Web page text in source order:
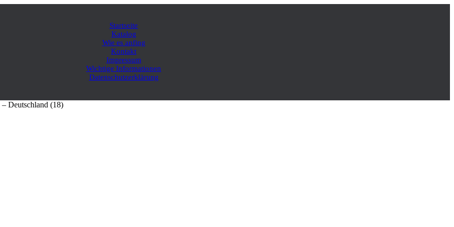
Startseite
Katalog
Wie es anfing
Kontakt
Impressum
Wichtige Informationen
Datenschutzerklärung
– Deutschland (18)